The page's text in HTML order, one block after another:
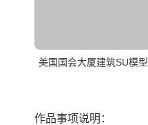
美国国会大厦建筑SU模型
作品事项说明：